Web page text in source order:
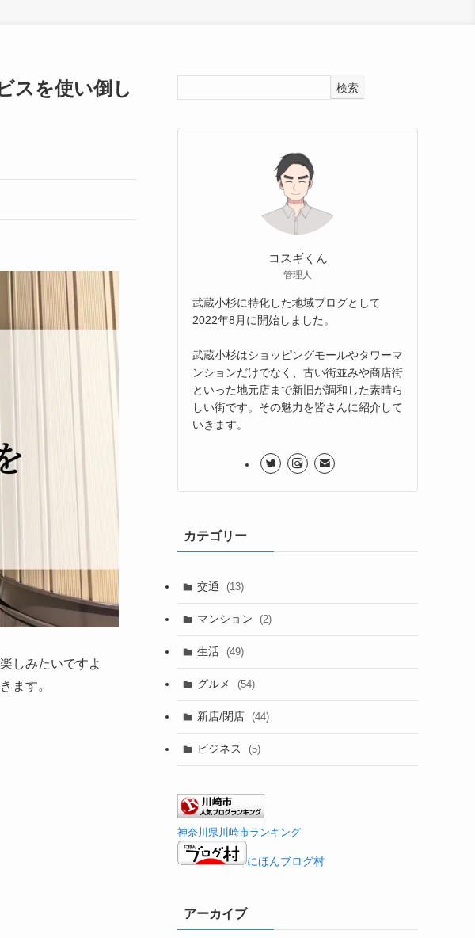
スを使い倒し
しみたいですよ
ます。
検索
コスギくん
管理人
武蔵小杉に特化した地域ブログとして
2022年8月に開始しました。
武蔵小杉はショッピングモールやタワーマ
ンションだけでなく、古い街並みや商店街
といった地元店まで新旧が調和した素晴ら
しい街です。その魅力を皆さんに紹介して
いきます。
カテゴリー
交通 (13)
マンション (2)
生活 (49)
グルメ (54)
新店/閉店 (44)
ビジネス (5)
神奈川県川崎市ランキング
にほんブログ村
アーカイブ